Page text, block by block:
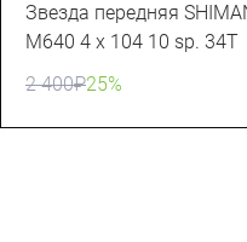
Звезда передняя
M640 4 x 104 10 sp. 34T
2 400₽25%